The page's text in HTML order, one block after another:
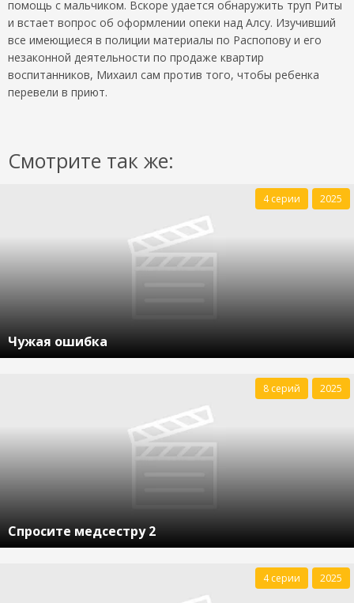
помощь с мальчиком. Вскоре удается обнаружить труп Риты
и встает вопрос об оформлении опеки над Алсу. Изучивший
все имеющиеся в полиции материалы по Распопову и его
незаконной деятельности по продаже квартир
воспитанников, Михаил сам против того, чтобы ребенка
перевели в приют.
Смотрите так же:
Чужая ошибка
4 серии 2025
Спросите медсестру 2
8 серий 2025
4 серии 2025